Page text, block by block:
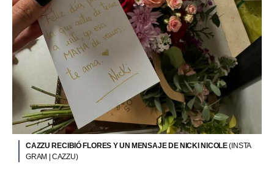
CAZZU RECIBIÓ FLORES Y UN MENSAJE DE NICKI NICOLE(INSTA
GRAM | CAZZU)